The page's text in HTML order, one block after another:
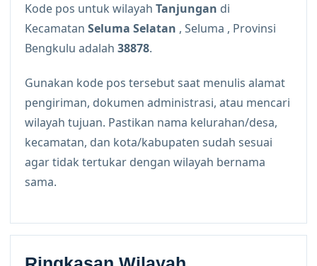
Kode pos untuk wilayah Tanjungan di
Kecamatan Seluma Selatan , Seluma , Provinsi
Bengkulu adalah 38878.
Gunakan kode pos tersebut saat menulis alamat
pengiriman, dokumen administrasi, atau mencari
wilayah tujuan. Pastikan nama kelurahan/desa,
kecamatan, dan kota/kabupaten sudah sesuai
agar tidak tertukar dengan wilayah bernama
sama.